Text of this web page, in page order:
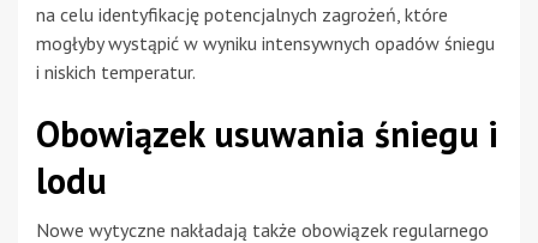
na celu identyfikację potencjalnych zagrożeń, które
mogłyby wystąpić w wyniku intensywnych opadów śniegu
i niskich temperatur.
Obowiązek usuwania śniegu i
lodu
Nowe wytyczne nakładają także obowiązek regularnego